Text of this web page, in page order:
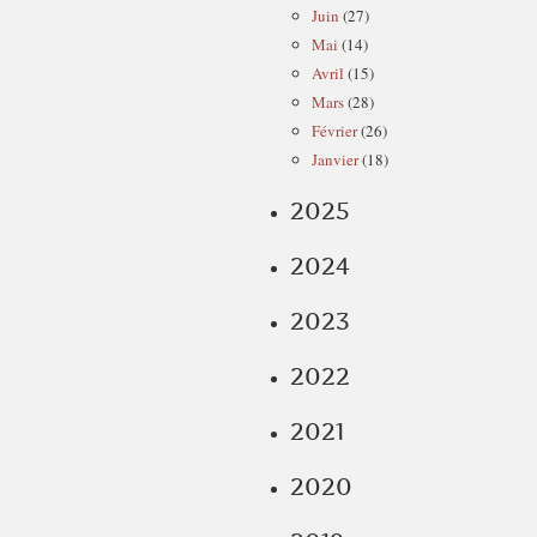
Juin (27)
Mai (14)
Avril (15)
Mars(28)
Février(26)
Janvier(18)
2025
2024
2023
2022
2021
2020